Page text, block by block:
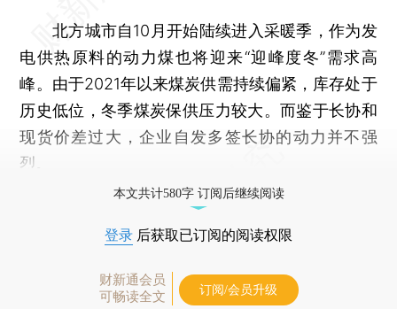
北方城市自10月开始陆续进入采暖季，作为发
电供热原料的动力煤也将迎来“迎峰度冬”需求高
峰。由于2021年以来煤炭供需持续偏紧，库存处于
历史低位，冬季煤炭保供压力较大。而鉴于长协和
现货价差过大，企业自发多签长协的动力并不强
烈。
本文共计580字 订阅后继续阅读
登录 后获取已订阅的阅读权限
财新通会员
可畅读全文
订阅/会员升级